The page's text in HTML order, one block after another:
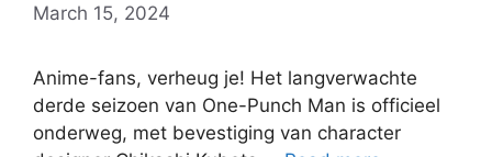
March 15, 2024
Anime-fans, verheug je! Het langverwachte
derde seizoen van One-Punch Man is officieel
onderweg, met bevestiging van character